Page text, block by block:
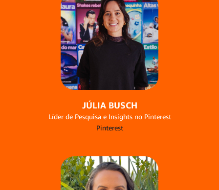
JÚLIA BUSCH
Líder de Pesquisa e Insights no Pinterest
Pinterest